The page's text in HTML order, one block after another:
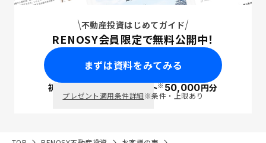
不動産投資はじめてガイド
RENOSY会員限定で無料公開中！
まずは資料をみてみる
初回面談で ポイント※50,000円分
プレゼント適用条件詳細※条件・上限あり